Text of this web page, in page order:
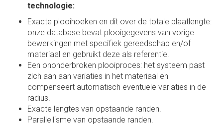
technologie:
Exacte plooihoeken en dit over de totale plaatlengte:
onze database bevat plooigegevens van vorige
bewerkingen met specifiek gereedschap en/of
materiaal en gebruikt deze als referentie.
Een ononderbroken plooiproces: het systeem past
zich aan aan variaties in het materiaal en
compenseert automatisch eventuele variaties in de
radius.
Exacte lengtes van opstaande randen.
Parallellisme van opstaande randen.